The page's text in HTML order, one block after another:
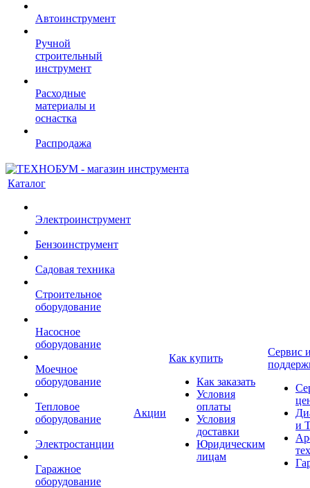
Автоинструмент
Ручной
строительный
инструмент
Расходные
материалы и
оснастка
Распродажа
Каталог
Электроинструмент
Бензоинструмент
Садовая техника
Строительное
оборудование
Насосное
оборудование
Моечное
оборудование
Тепловое
оборудование
Электростанции
Гаражное
оборудование
Акции
Как купить
Как заказать
Условия
оплаты
Условия
доставки
Юридическим
лицам
Сервис
и